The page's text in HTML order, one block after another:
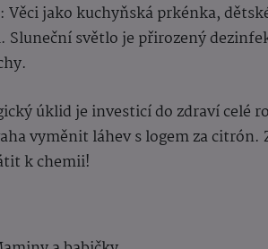
: Věci jako kuchyňská prkénka,
Sluneční světlo je přirozený
úklid je investicí do zdraví celé
vyměnit láhev s logem za citrón.
k chemii!